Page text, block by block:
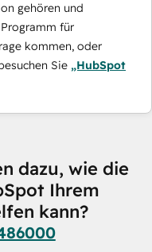
gehören und
für
kommen, oder
Sie „HubSpot
dazu, wie die
Ihrem
kann?